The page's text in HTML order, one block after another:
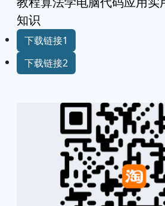
知识
下载链接1
下载链接2